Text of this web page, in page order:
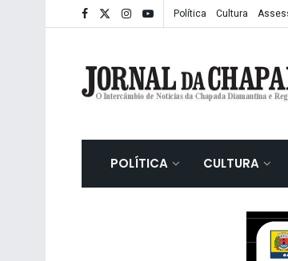
Política Cultura
POLÍTICA CULTURA